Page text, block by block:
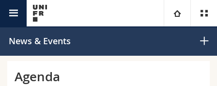
University
News & Events
Agenda